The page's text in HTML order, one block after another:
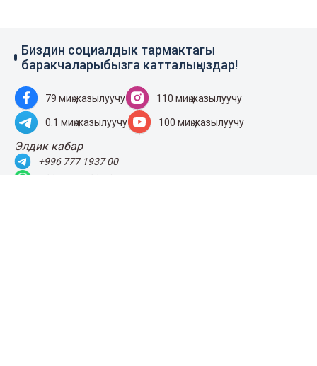
Биздин социалдык тармактагы
баракчаларыбызга катталыңыздар!
79 миң жазылуучу 110 миң жазылуучу
0.1 миң жазылуучу 100 миң жазылуучу
Элдик кабар
+996 777 1937 00